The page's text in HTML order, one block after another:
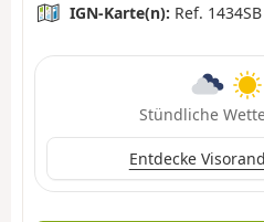
IGN-Karte(n): Ref. 1434SB
Stündliche
Entdecke